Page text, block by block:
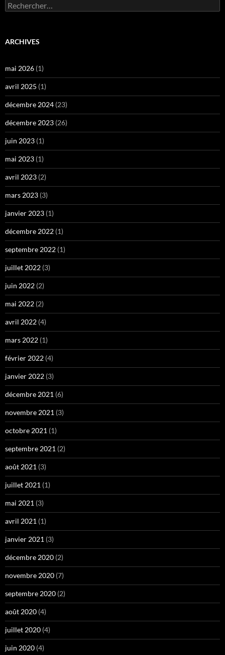
Rechercher :
ARCHIVES
mai 2026 (1)
avril 2025 (1)
décembre 2024 (23)
décembre 2023 (26)
juin 2023 (1)
mai 2023 (1)
avril 2023 (2)
mars 2023 (3)
janvier 2023 (1)
décembre 2022 (1)
septembre 2022 (1)
juillet 2022 (3)
juin 2022 (2)
mai 2022 (2)
avril 2022 (4)
mars 2022 (1)
février 2022 (4)
janvier 2022 (3)
décembre 2021 (6)
novembre 2021 (3)
octobre 2021 (1)
septembre 2021 (2)
août 2021 (3)
juillet 2021 (1)
mai 2021 (3)
avril 2021 (1)
janvier 2021 (3)
décembre 2020 (2)
novembre 2020 (7)
septembre 2020 (2)
août 2020 (4)
juillet 2020 (4)
juin 2020 (4)